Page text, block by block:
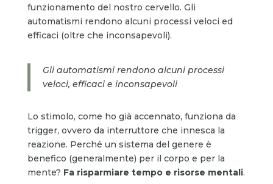
funzionamento del nostro cervello. Gli
automatismi rendono alcuni processi veloci ed
efficaci (oltre che inconsapevoli).
Gli automatismi rendono alcuni processi
veloci, efficaci e inconsapevoli
Lo stimolo, come ho già accennato, funziona da
trigger, ovvero da interruttore che innesca la
reazione. Perché un sistema del genere è
benefico (generalmente) per il corpo e per la
mente? Fa risparmiare tempo e risorse mentali.